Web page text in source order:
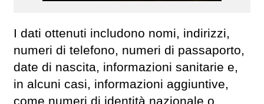
I dati ottenuti includono nomi, indirizzi,
numeri di telefono, numeri di passaporto,
date di nascita, informazioni sanitarie e,
in alcuni casi, informazioni aggiuntive,
come numeri di identità nazionale o